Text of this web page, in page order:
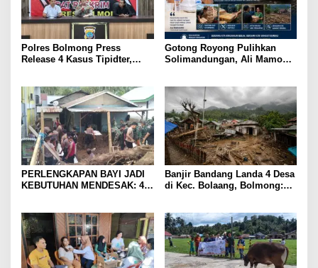
Polres Bolmong Press
Release 4 Kasus Tipidter,
Gotong Royong Pulihkan
Solimandungan, Ali Mamonto
PERLENGKAPAN BAYI JADI
KEBUTUHAN MENDESAK: 44
Bolmong
Banjir Bandang Landa 4 Desa
di Kec. Bolaang, Bolmong: